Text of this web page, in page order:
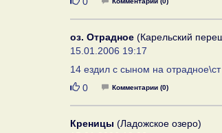
оз. Отрадное (Карельский
15.01.2006 19:17
14 ездил с сыном на
Нравится
0 Комментарии (0)
Креницы (Ладожское озеро)